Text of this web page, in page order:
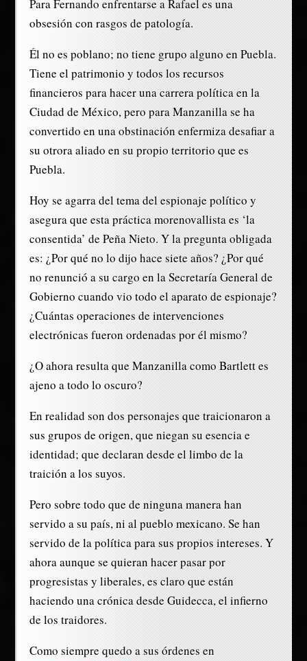
Para Fernando enfrentarse a Rafael es una
obsesión con rasgos de patología.
Él no es poblano; no tiene grupo alguno en Puebla.
Tiene el patrimonio y todos los recursos
financieros para hacer una carrera política en la
Ciudad de México, pero para Manzanilla se ha
convertido en una obstinación enfermiza desafiar a
su otrora aliado en su propio territorio que es
Puebla.
Hoy se agarra del tema del espionaje político y
asegura que esta práctica morenovallista es ‘la
consentida’ de Peña Nieto. Y la pregunta obligada
es: ¿Por qué no lo dijo hace siete años? ¿Por qué
no renunció a su cargo en la Secretaría General de
Gobierno cuando vio todo el aparato de espionaje?
¿Cuántas operaciones de intervenciones
electrónicas fueron ordenadas por él mismo?
¿O ahora resulta que Manzanilla como Bartlett es
ajeno a todo lo oscuro?
En realidad son dos personajes que traicionaron a
sus grupos de origen, que niegan su esencia e
identidad; que declaran desde el limbo de la
traición a los suyos.
Pero sobre todo que de ninguna manera han
servido a su país, ni al pueblo mexicano. Se han
servido de la política para sus propios intereses. Y
ahora aunque se quieran hacer pasar por
progresistas y liberales, es claro que están
haciendo una crónica desde Guidecca, el infierno
de los traidores.
Como siempre quedo a sus órdenes en